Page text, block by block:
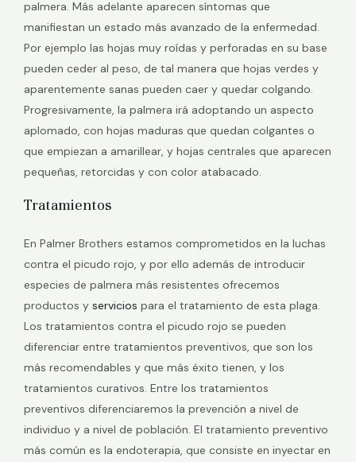
palmera. Más adelante aparecen síntomas que
manifiestan un estado más avanzado de la enfermedad.
Por ejemplo las hojas muy roídas y perforadas en su base
pueden ceder al peso, de tal manera que hojas verdes y
aparentemente sanas pueden caer y quedar colgando.
Progresivamente, la palmera irá adoptando un aspecto
aplomado, con hojas maduras que quedan colgantes o
que empiezan a amarillear, y hojas centrales que aparecen
pequeñas, retorcidas y con color atabacado.
Tratamientos
En Palmer Brothers estamos comprometidos en la luchas
contra el picudo rojo, y por ello además de introducir
especies de palmera más resistentes ofrecemos
productos y servicios para el tratamiento de esta plaga.
Los tratamientos contra el picudo rojo se pueden
diferenciar entre tratamientos preventivos, que son los
más recomendables y que más éxito tienen, y los
tratamientos curativos. Entre los tratamientos
preventivos diferenciaremos la prevención a nivel de
individuo y a nivel de población. El tratamiento preventivo
más común es la endoterapia, que consiste en inyectar en